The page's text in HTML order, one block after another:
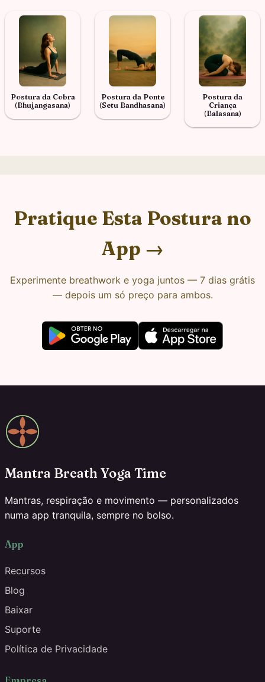
Postura da Cobra
(Bhujangasana)
Postura da Ponte
(Setu Bandhasana)
Postura da
Criança
(Balasana)
Pratique Esta Postura no
App →
Experimente breathwork e yoga juntos — 7 dias grátis
— depois um só preço para ambos.
Mantra Breath Yoga Time
Mantras, respiração e movimento — personalizados
numa app tranquila, sempre no bolso.
App
Recursos
Blog
Baixar
Suporte
Política de Privacidade